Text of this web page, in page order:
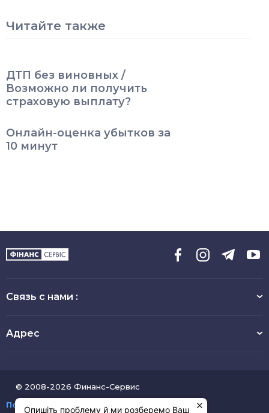
Читайте также
ДТП без виновных /
Возможно ли получить
страховую выплату?
Онлайн-оценка убытков за
10 минут
Связь с нами :
Адрес
© 2008-2026 Финанс-Сервис
Пользовательское соглашение
Опишіть проблему й ми розберемо Ваш